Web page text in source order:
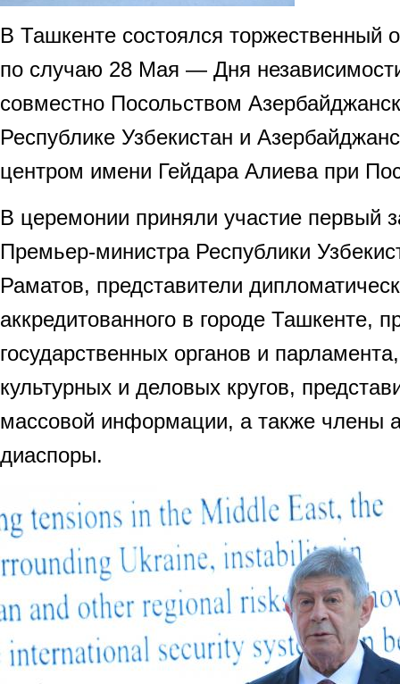
В Ташкенте состоялся
по случаю 28 Мая — Дня
совместно Посольством
Республике Узбекистан и
центром имени Гейдара Алиева при
В церемонии приняли участие первый
Премьер-министра Республики
Раматов, представители
аккредитованного в городе Ташкенте,
государственных органов и
культурных и деловых кругов,
массовой информации, а также члены
диаспоры.